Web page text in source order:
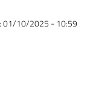
01/10/2025 - 10:59